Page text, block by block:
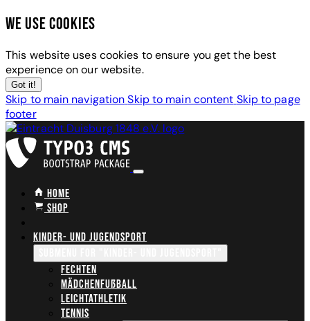
We use cookies
This website uses cookies to ensure you get the best
experience on our website.
Got it!
Skip to main navigation Skip to main content Skip to page
footer
Home
Shop
Kinder- und Jugendsport
Fechten
Mädchenfußball
Leichtathletik
Tennis